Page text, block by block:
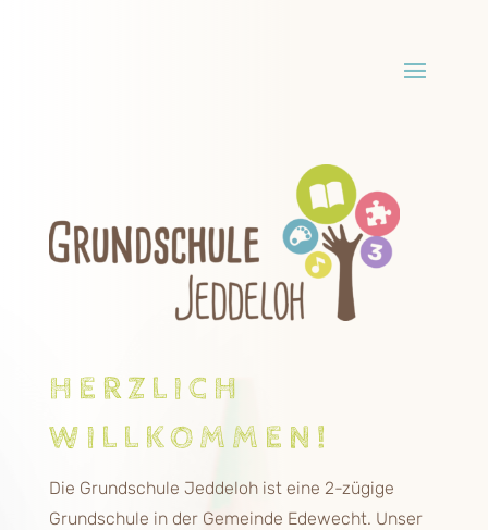
HERZLICH
WILLKOMMEN!
Die Grundschule Jeddeloh ist eine 2-zügige
Grundschule in der Gemeinde Edewecht. Unser